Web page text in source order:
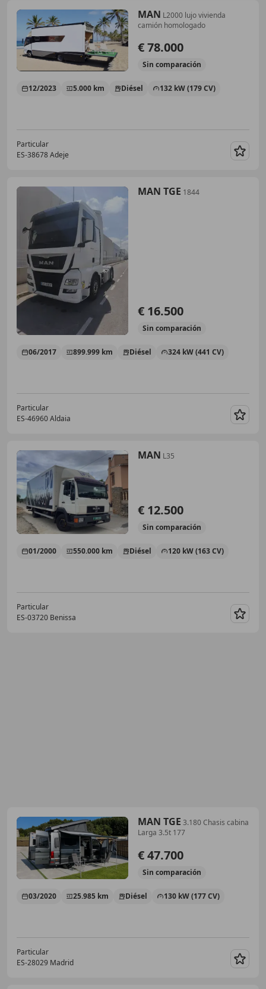
MAN L2000 lujo vivienda
camión homologado
€ 78.000
Sin comparación
12/2023 5.000 km Diésel 132 kW (179 CV)
Particular
ES-38678 Adeje
MAN TGE 1844
€ 16.500
Sin comparación
06/2017 899.999 km Diésel 324 kW (441 CV)
Particular
ES-46960 Aldaia
MAN L35
€ 12.500
Sin comparación
01/2000 550.000 km Diésel 120 kW (163 CV)
Particular
ES-03720 Benissa
MAN TGE 3.180 Chasis cabina
Larga 3.5t 177
€ 47.700
Sin comparación
03/2020 25.985 km Diésel 130 kW (177 CV)
Particular
ES-28029 Madrid